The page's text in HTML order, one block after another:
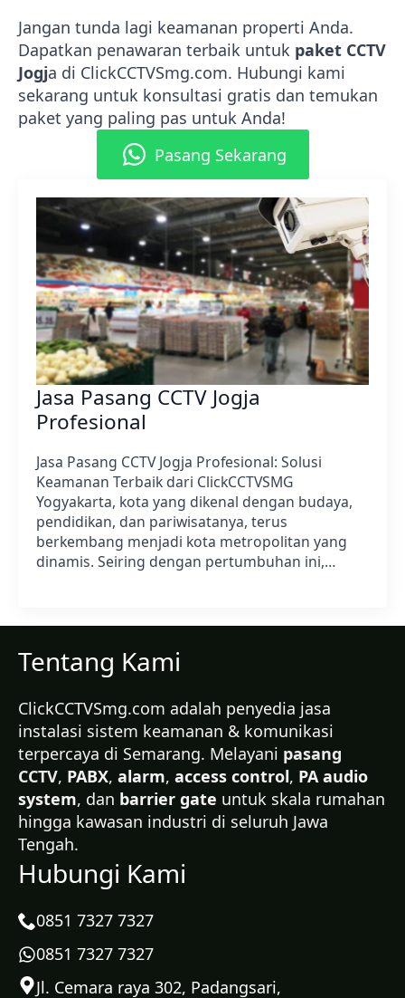
Jangan tunda lagi keamanan properti Anda.
Dapatkan penawaran terbaik untuk paket CCTV
Jogja di ClickCCTVSmg.com. Hubungi kami
sekarang untuk konsultasi gratis dan temukan
paket yang paling pas untuk Anda!
Pasang Sekarang
Jasa Pasang CCTV Jogja
Profesional
Jasa Pasang CCTV Jogja Profesional: Solusi
Keamanan Terbaik dari ClickCCTVSMG
Yogyakarta, kota yang dikenal dengan budaya,
pendidikan, dan pariwisatanya, terus
berkembang menjadi kota metropolitan yang
dinamis. Seiring dengan pertumbuhan ini,…
Tentang Kami
ClickCCTVSmg.com adalah penyedia jasa
instalasi sistem keamanan & komunikasi
terpercaya di Semarang. Melayani pasang
CCTV, PABX, alarm, access control, PA audio
system, dan barrier gate untuk skala rumahan
hingga kawasan industri di seluruh Jawa
Tengah.
Hubungi Kami
0851 7327 7327
0851 7327 7327
Jl. Cemara raya 302, Padangsari,